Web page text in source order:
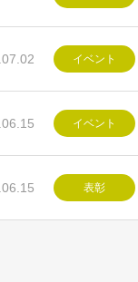
イベント
イベント
表彰